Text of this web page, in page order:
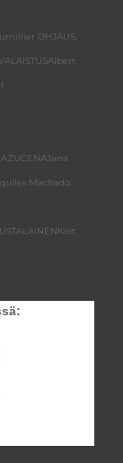
OHJAUS,
Albert
AZUCENAJana
Machado
Koit